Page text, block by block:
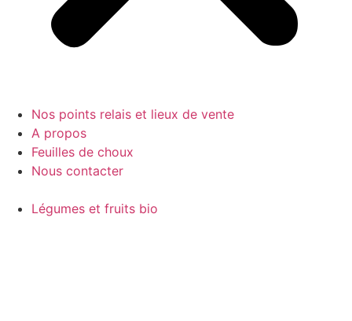
Nos points relais et lieux de vente
A propos
Feuilles de choux
Nous contacter
Légumes et fruits bio